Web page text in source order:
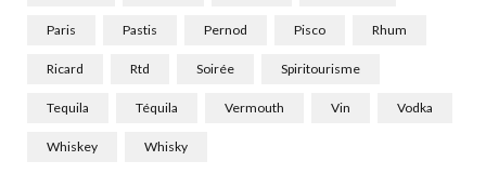
Paris Pastis Pernod Pisco Rhum
Ricard Rtd Soirée Spiritourisme
Tequila Téquila Vermouth Vin Vodka
Whiskey Whisky